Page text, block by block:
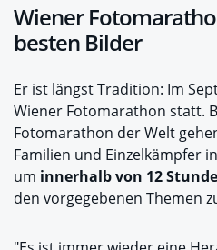
Wiener
besten Bilder
Er ist längst Tradition: Im
Wiener Fotomarathon statt.
Fotomarathon der Welt
Familien und Einzelkämpfer
um innerhalb von 12
den vorgegebenen Themen